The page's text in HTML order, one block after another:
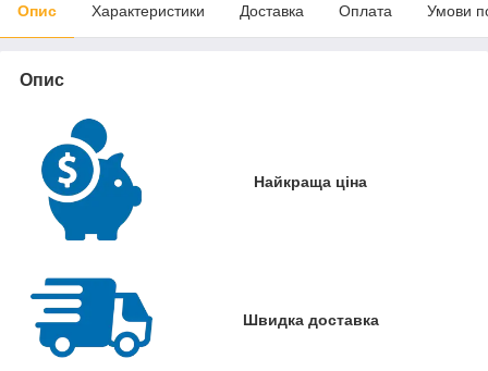
Опис Характеристики Доставка Оплата Умови
Опис
Найкраща ціна
Швидка доставка